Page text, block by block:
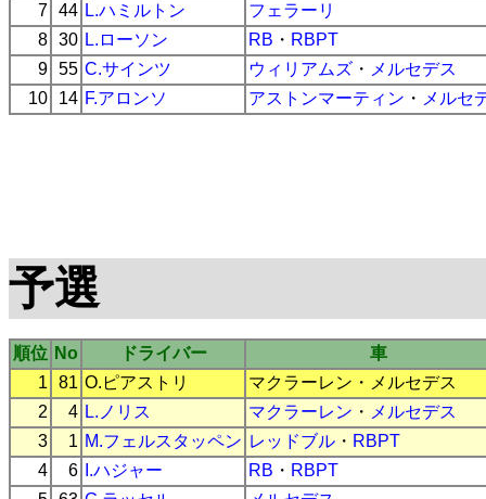
7 44 L.ハミルトン
フェラーリ
8 30 L.ローソン RB ・ RBPT
9 55 C.サインツ ウィリアムズ ・ メルセデス
10
14 F.アロンソ アストンマーティン ・ メルセ
予選
順位 No ドライバー
車
1
81 O.ピアストリ マクラーレン ・ メルセデス
2
4 L.ノリス マクラーレン ・ メルセデス
3
1 M.フェルスタッペン レッドブル ・ RBPT
4
6 I.ハジャー RB ・ RBPT